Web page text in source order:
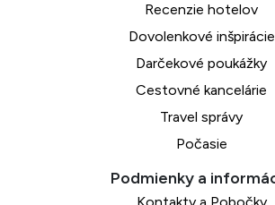
Recenzie hotelov
Dovolenkové inšpirácie
Darčekové poukážky
Cestovné kancelárie
Travel správy
Počasie